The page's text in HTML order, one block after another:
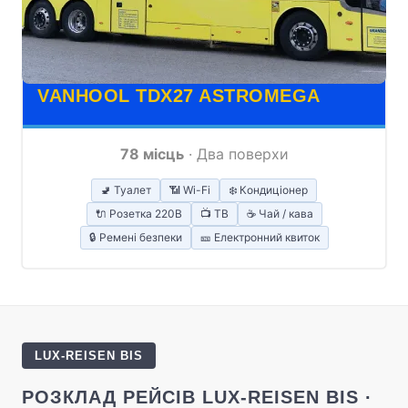
VANHOOL TDX27 ASTROMEGA
78 місць· Два поверхи
🚽 Туалет 📶 Wi-Fi
❄️ Кондиціонер
🔌 Розетка 220В
📺 ТВ
☕ Чай / кава
🔒 Ремені безпеки
🎫 Електронний квиток
LUX-REISEN BIS
РОЗКЛАД РЕЙСІВ LUX-REISEN BIS ·